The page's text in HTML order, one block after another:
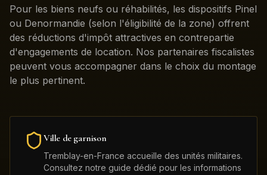
Pour les biens neufs ou réhabilités, les dispositifs Pinel
ou Denormandie (selon l'éligibilité de la zone) offrent
des réductions d'impôt attractives en contrepartie
d'engagements de location. Nos partenaires fiscalistes
peuvent vous accompagner dans le choix du montage
le plus pertinent.
Ville de garnison
Tremblay-en-France accueille des unités militaires.
Consultez notre guide dédié pour les informations